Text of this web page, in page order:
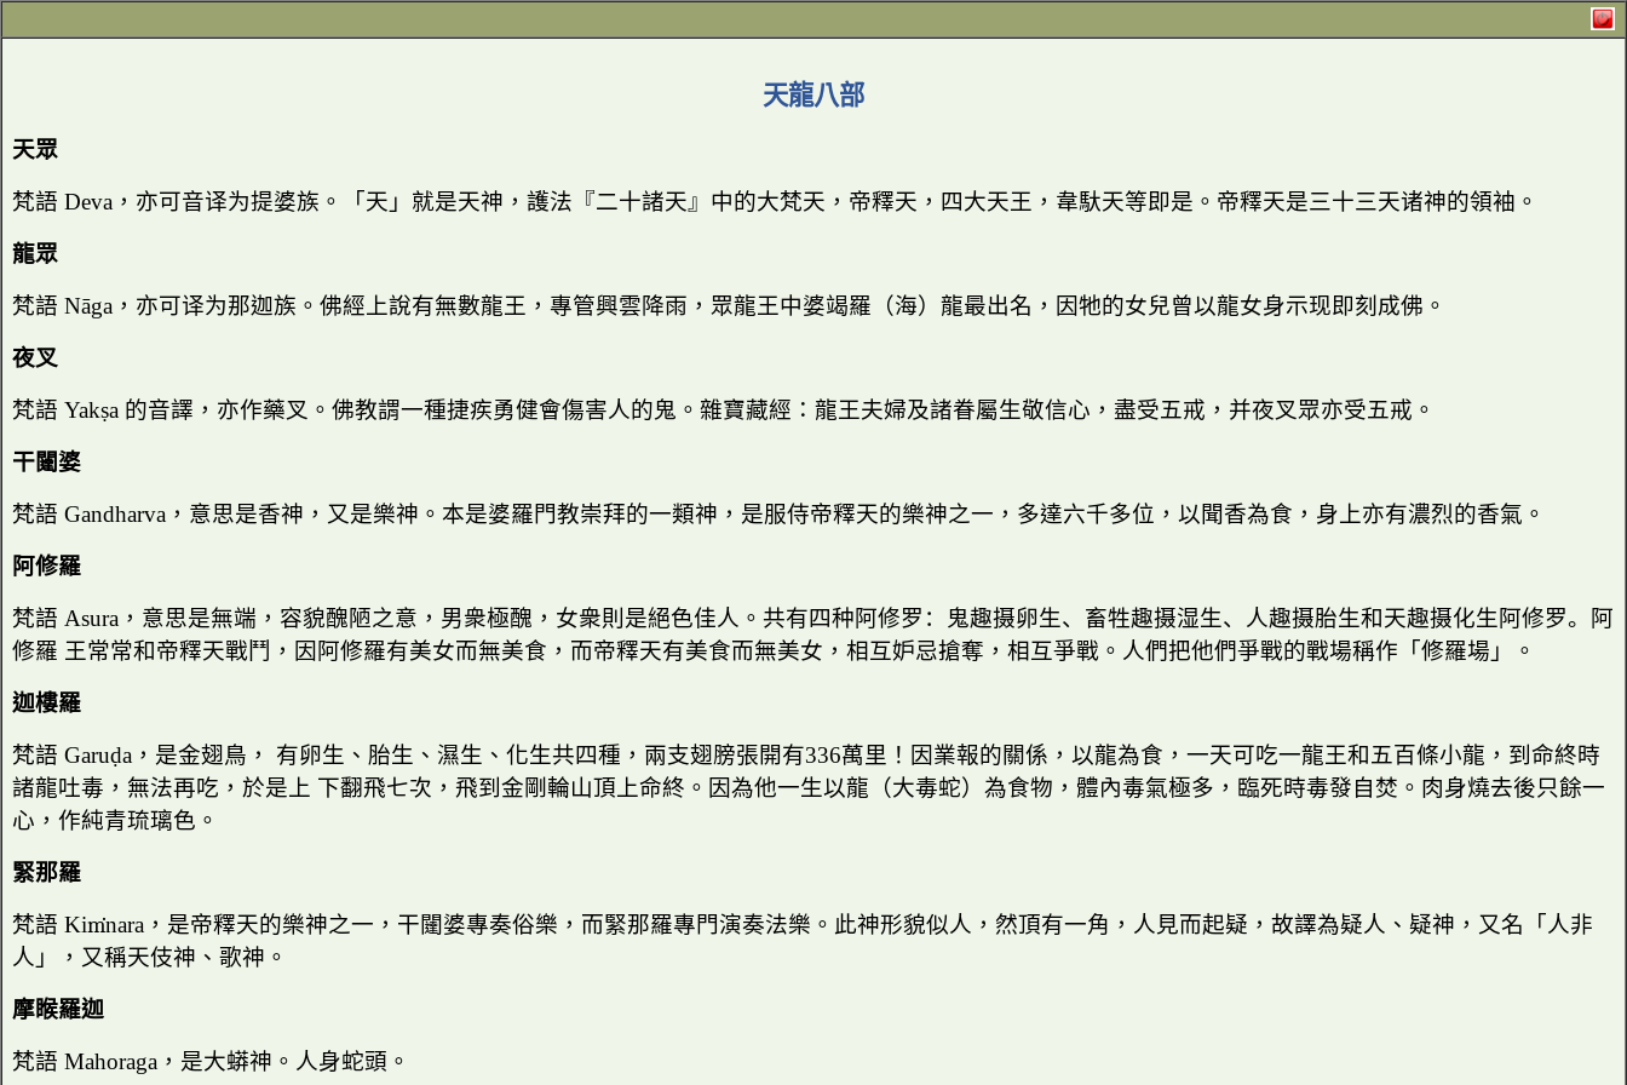
天龍八部
天眾
梵語 Deva ，亦可音译为提婆族。「天」就是天神，護法『二十諸天』中的大梵天，帝釋天，四大天王，韋馱天等即是。帝釋天是三十三天诸神的領袖。
龍眾
梵語 Nāga ，亦可译为那迦族。佛經上說有無數龍王，專管興雲降雨，眾龍王中婆竭羅（海）龍最出名，因牠的女兒曾以龍女身示现即刻成佛。
夜叉
梵語 Yakṣa 的音譯，亦作藥叉。佛教謂一種捷疾勇健會傷害人的鬼。雜寶藏經：龍王夫婦及諸眷屬生敬信心，盡受五戒，并夜叉眾亦受五戒。
干闥婆
梵語 Gandharva ，意思是香神，又是樂神。本是婆羅門教崇拜的一類神，是服侍帝釋天的樂神之一，多達六千多位，以聞香為食，身上亦有濃烈的香氣。
阿修羅
梵語 Asura ，意思是無端，容貌醜陋之意，男衆極醜，女衆則是絕色佳人。 共有四种阿修罗：鬼趣摄卵生、畜牲趣摄湿生、人趣摄胎生和天趣摄化生阿修罗。
阿
修羅 王常常和帝釋天戰鬥，因阿修羅有美女而無美食，而帝釋天有美食而無美女，相互妒忌搶奪，相互爭戰。人們把他們爭戰的戰場稱作「修羅場」。
迦樓羅
梵語 Garuḍa ，是金翅鳥， 有卵生、胎生、濕生、化生共四種，兩支翅膀張開有336萬里！因業報的關係，以龍為食，一天可吃一龍王和五百條小龍，到命終時
諸龍吐毒，無法再吃，於是上 下翻飛七次，飛到金剛輪山頂上命終。因為他一生以龍（大毒蛇）為食物，體內毒氣極多，臨死時毒發自焚。肉身燒去後只餘一
心，作純青琉璃色。
緊那羅
梵語 Kiṁnara ，是帝釋天的樂神之一，干闥婆專奏俗樂，而緊那羅專門演奏法樂。此神形貌似人，然頂有一角，人見而起疑，故譯為疑人、疑神，又名「人非
人」，又稱天伎神、歌神。
摩睺羅迦
梵語 Mahoraga ，是大蟒神。人身蛇頭。